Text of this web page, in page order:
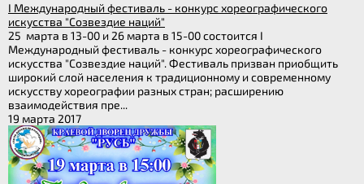
I Международный фестиваль - конкурс хореографического
искусства "Созвездие наций"
25 марта в 13-00 и 26 марта в 15-00 состоится I
Международный фестиваль - конкурс хореографического
искусства "Созвездие наций". Фестиваль призван приобщить
широкий слой населения к традиционному и современному
искусству хореографии разных стран; расширению
взаимодействия пре...
19 марта 2017